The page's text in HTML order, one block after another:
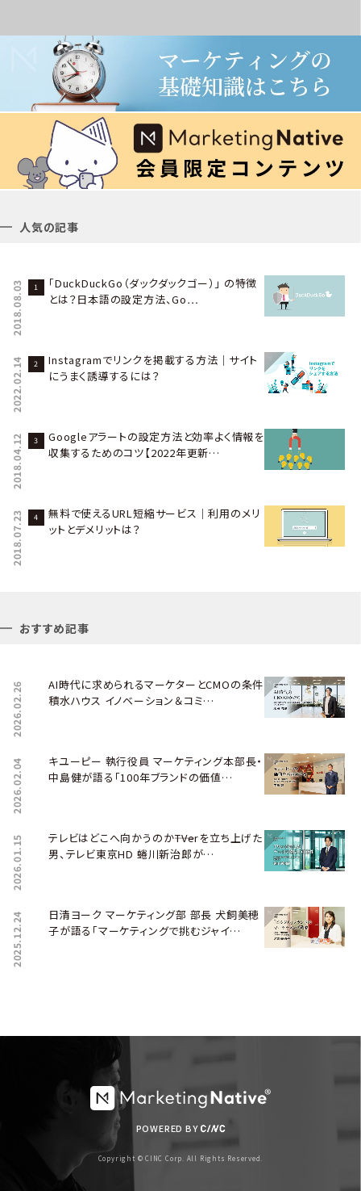
人気の記事
2018.08.03
「DuckDuckGo（ダックダックゴー）」 の特徴
とは？日本語の設定方法、Go…
2022.02.14
Instagramでリンクを掲載する方法｜サイト
にうまく誘導するには？
2018.04.12
Googleアラートの設定方法と効率よく情報を
収集するためのコツ【2022年更新…
2018.07.23
無料で使えるURL短縮サービス｜利用のメリ
ットとデメリットは？
おすすめ記事
2026.02.26
AI時代に求められるマーケターとCMOの条件――
積水ハウス イノベーション＆コミ…
2026.02.04
キユーピー 執行役員 マーケティング本部長・
中島健が語る「100年ブランドの価値…
2026.01.15
テレビはどこへ向かうのか――TVerを立ち上げた
男、テレビ東京HD 蜷川新治郎が…
2025.12.24
日清ヨーク マーケティング部 部長 犬飼美穂
子が語る「マーケティングで挑むジャイ…
POWERED BY
Copyright © CINC Corp. All Rights Reserved.